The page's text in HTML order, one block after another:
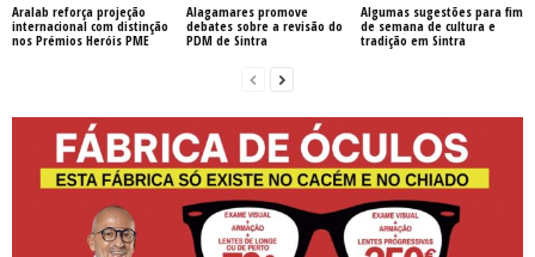
Aralab reforça projeção
internacional com distinção
nos Prémios Heróis PME
Alagamares promove
debates sobre a revisão do
PDM de Sintra
Algumas sugestões para fim
de semana de cultura e
tradição em Sintra